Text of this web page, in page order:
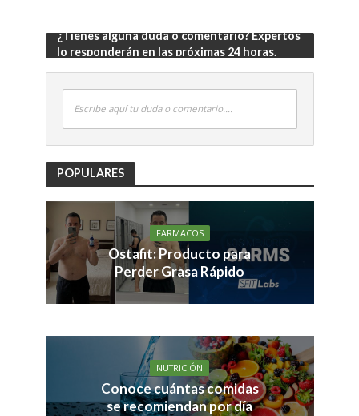
¿Tienes alguna duda o comentario? Expertos
lo responderán en las próximas 24 horas.
Escribe aquí tu duda o comentario....
POPULARES
FARMACOS
Ostafit: Producto para
Perder Grasa Rápido
NUTRICIÓN
Conoce cuántas comidas
se recomiendan por día